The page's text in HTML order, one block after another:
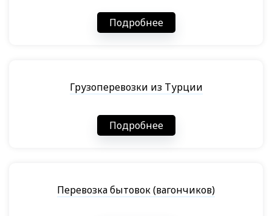
Подробнее
Грузоперевозки из Турции
Подробнее
Перевозка бытовок (вагончиков)